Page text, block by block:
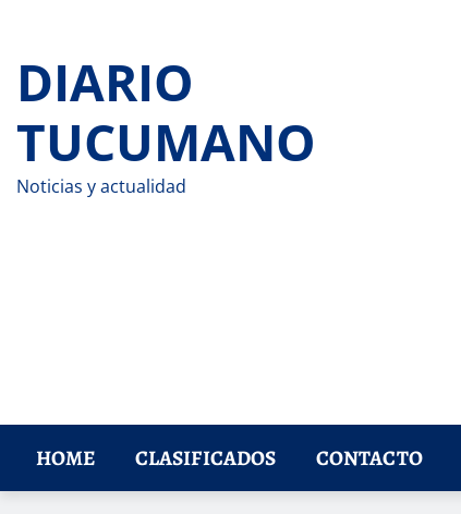
DIARIO
TUCUMANO
Noticias y actualidad
HOME CLASIFICADOS CONTACTO